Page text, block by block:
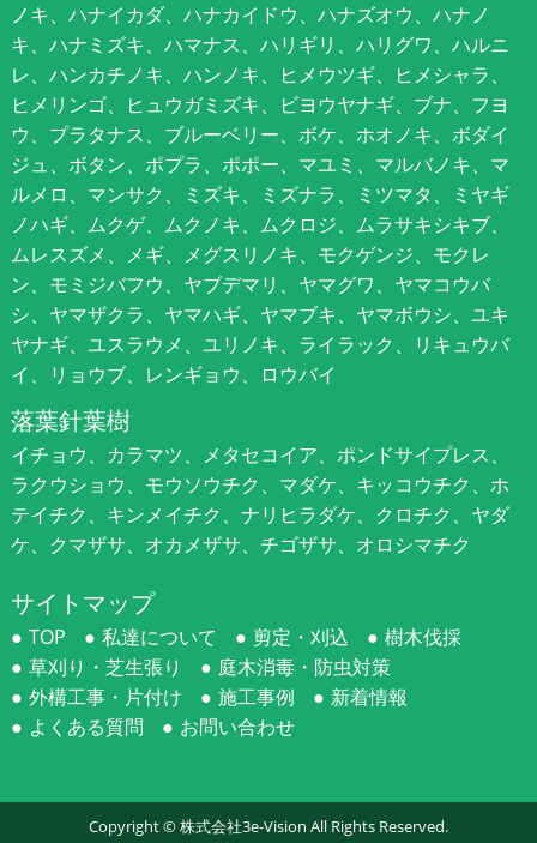
ノキ、ハナイカダ、ハナカイドウ、ハナズオウ、ハナノ
キ、ハナミズキ、ハマナス、ハリギリ、ハリグワ、ハルニ
レ、ハンカチノキ、ハンノキ、ヒメウツギ、ヒメシャラ、
ヒメリンゴ、ヒュウガミズキ、ビヨウヤナギ、ブナ、フヨ
ウ、プラタナス、ブルーベリー、ボケ、ホオノキ、ボダイ
ジュ、ボタン、ポプラ、ポポー、マユミ、マルバノキ、マ
ルメロ、マンサク、ミズキ、ミズナラ、ミツマタ、ミヤギ
ノハギ、ムクゲ、ムクノキ、ムクロジ、ムラサキシキブ、
ムレスズメ、メギ、メグスリノキ、モクゲンジ、モクレ
ン、モミジバフウ、ヤブデマリ、ヤマグワ、ヤマコウバ
シ、ヤマザクラ、ヤマハギ、ヤマブキ、ヤマボウシ、ユキ
ヤナギ、ユスラウメ、ユリノキ、ライラック、リキュウバ
イ、リョウブ、レンギョウ、ロウバイ
落葉針葉樹
イチョウ、カラマツ、メタセコイア、ポンドサイプレス、
ラクウショウ、モウソウチク、マダケ、キッコウチク、ホ
テイチク、キンメイチク、ナリヒラダケ、クロチク、ヤダ
ケ、クマザサ、オカメザサ、チゴザサ、オロシマチク
サイトマップ
TOP 私達について 剪定・刈込
樹木伐採
草刈り・芝生張り
庭木消毒・防虫対策
外構工事・片付け
施工事例
新着情報
よくある質問
お問い合わせ
Copyright ©株式会社3e-Vision All Rights Reserved.